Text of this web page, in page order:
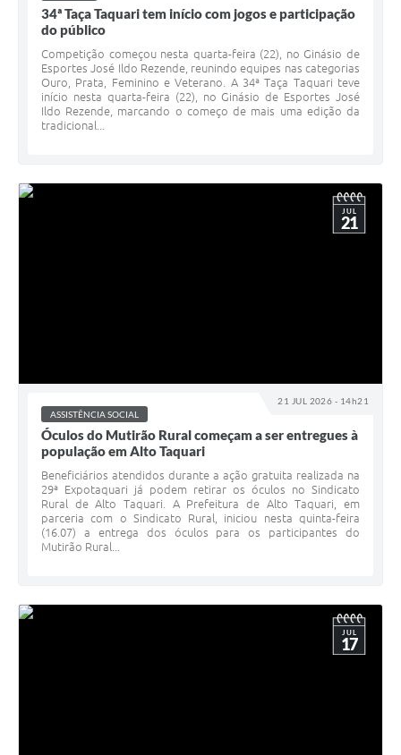
34ª Taça Taquari tem início com jogos e participação
do público
Competição começou nesta quarta-feira (22), no Ginásio de
Esportes José Ildo Rezende, reunindo equipes nas categorias
Ouro, Prata, Feminino e Veterano. A 34ª Taça Taquari teve
início nesta quarta-feira (22), no Ginásio de Esportes José
Ildo Rezende, marcando o começo de mais uma edição da
tradicional...
21 JUL 2026 - 14h21
JUL
21
ASSISTÊNCIA SOCIAL
Óculos do Mutirão Rural começam a ser entregues à
população em Alto Taquari
Beneficiários atendidos durante a ação gratuita realizada na
29ª Expotaquari já podem retirar os óculos no Sindicato
Rural de Alto Taquari. A Prefeitura de Alto Taquari, em
parceria com o Sindicato Rural, iniciou nesta quinta-feira
(16.07) a entrega dos óculos para os participantes do
Mutirão Rural...
JUL
17